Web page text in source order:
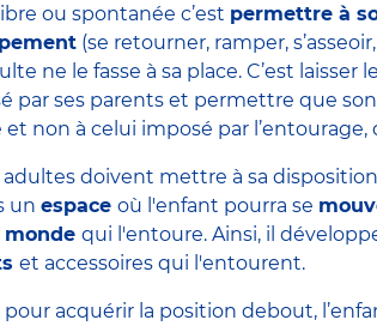
ou spontanée c’est permettre à
(se retourner, ramper,
ne le fasse à sa place. C’est
par ses parents et permettre que son
non à celui imposé par l’entourage,
adultes doivent mettre à sa
un espace où l'enfant pourra se
monde qui l'entoure. Ainsi, il
et accessoires qui l'entourent.
pour acquérir la position debout,